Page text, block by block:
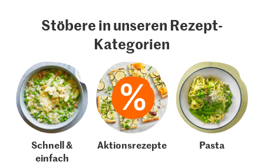
Stöbere in unseren Rezept-
Kategorien
Schnell &
einfach
Aktionsrezepte Pasta